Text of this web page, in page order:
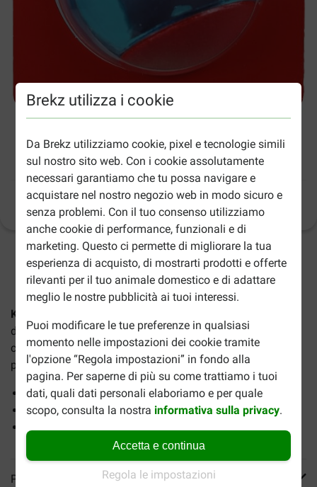
Brekz utilizza i cookie
Da Brekz utilizziamo cookie, pixel e tecnologie simili
sul nostro sito web. Con i cookie assolutamente
necessari garantiamo che tu possa navigare e
acquistare nel nostro negozio web in modo sicuro e
senza problemi. Con il tuo consenso utilizziamo
anche cookie di performance, funzionali e di
marketing. Questo ci permette di migliorare la tua
esperienza di acquisto, di mostrarti prodotti e offerte
rilevanti per il tuo animale domestico e di adattare
meglio le nostre pubblicità ai tuoi interessi.
Puoi modificare le tue preferenze in qualsiasi
momento nelle impostazioni dei cookie tramite
l'opzione “Regola impostazioni” in fondo alla
pagina. Per saperne di più su come trattiamo i tuoi
dati, quali dati personali elaboriamo e per quale
scopo, consulta la nostra informativa sulla privacy.
Accetta e continua
Regola le impostazioni
Kong Squeezz Action gioco per cane grande
- 2 pezzi
Informazioni sul prodotto
2-5gg lavorativi stimati per la consegna salvo altre indicazioni
Kong Squeezz Action gioco per cani grande
divertente giocattolo da passeggio con suono. Nessun
cane può resistere a una cosa simile. Confezione da 2
pezzi.
prodotto sostenibile
adatto per uso interno ed esterno
con segnale acustico per un divertimento extra
Più informazioni